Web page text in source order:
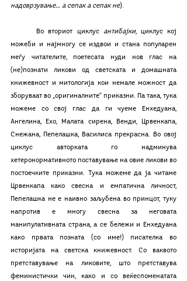
надоврзување… а сепак а сепак не).
	Во вториот циклус
антибајки, циклус кој
можеби и најмногу се издвои и стана популарен
меѓу читателите, поетесата нуди нов глас на
(не)познати ликови од светската и домашната
книжевност и митологија кои немале можност да
зборуваат во „оригиналните“ приказни. Па така, тука
можеме со свој глас да ги чуеме Енхедуана,
Ангелина, Ехо, Малата сирена, Венди, Црвенкапа,
Снежана, Пепелашка, Василиса прекрасна. Во овој
циклус авторката го надминува
хетеронормативното поставување на овие ликови во
постоечките приказни. Тука можеме да ја читаме
Црвенкапа како свесна и емпатична личност,
Пепелашка не е наивно заљубена во принцот, туку
напротив е многу свесна за неговата
манипулативната страна, а се бележи и Енхедуана
како првата позната (со име!) писателка во
историјата на светска книжевност. Со ваквото
претставување на ликовите, што претставува
феминистички чин, како и со веќеспоменатата